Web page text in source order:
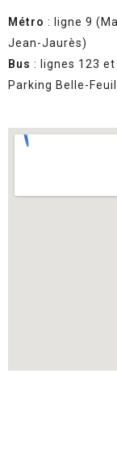
Métro : ligne 9
Jean-Jaurès)
Bus : lignes 123 et
Parking Belle-